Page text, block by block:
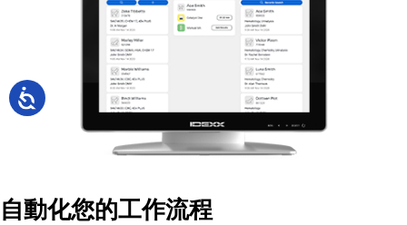
自動化您的工作流程